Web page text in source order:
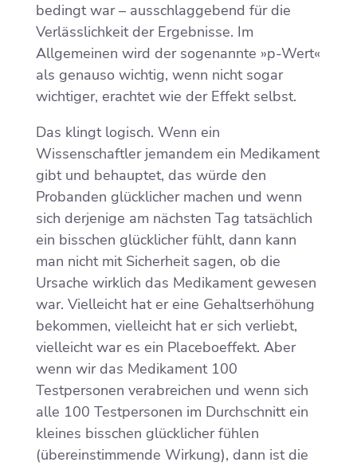
bedingt war – ausschlaggebend für die
Verlässlichkeit der Ergebnisse. Im
Allgemeinen wird der sogenannte »p-Wert«
als genauso wichtig, wenn nicht sogar
wichtiger, erachtet wie der Effekt selbst.
Das klingt logisch. Wenn ein
Wissenschaftler jemandem ein Medikament
gibt und behauptet, das würde den
Probanden glücklicher machen und wenn
sich derjenige am nächsten Tag tatsächlich
ein bisschen glücklicher fühlt, dann kann
man nicht mit Sicherheit sagen, ob die
Ursache wirklich das Medikament gewesen
war. Vielleicht hat er eine Gehaltserhöhung
bekommen, vielleicht hat er sich verliebt,
vielleicht war es ein Placeboeffekt. Aber
wenn wir das Medikament 100
Testpersonen verabreichen und wenn sich
alle 100 Testpersonen im Durchschnitt ein
kleines bisschen glücklicher fühlen
(übereinstimmende Wirkung), dann ist die